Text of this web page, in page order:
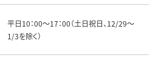
平日10：00～17：00（土日祝日、12/29～
1/3を除く）